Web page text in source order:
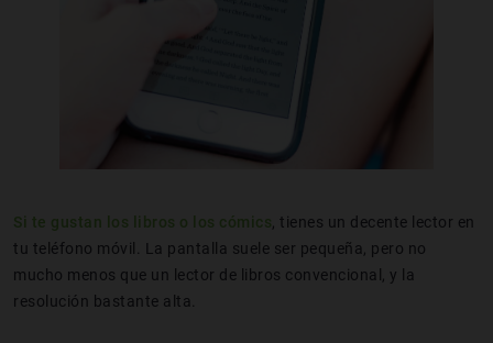
Si te gustan los libros o los cómics, tienes un decente lector en
tu teléfono móvil. La pantalla suele ser pequeña, pero no
mucho menos que un lector de libros convencional, y la
resolución bastante alta.